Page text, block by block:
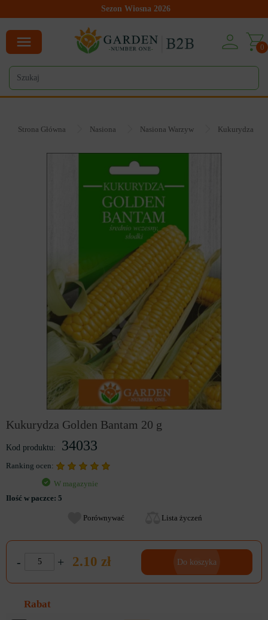
Sezon Wiosna 2026
0
Strona Główna Nasiona Nasiona Warzyw Kukurydza
Kukurydza Golden Bantam 20 g
Kod produktu: 34033
Ranking ocen:
W magazynie
Ilość w paczce: 5
Porównywać Lista życzeń
- + 2.10 zł Do koszyka
Rabat